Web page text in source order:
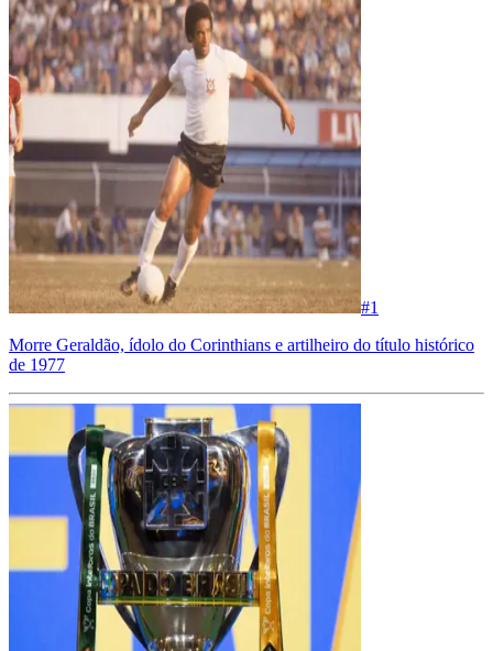
#1
Morre Geraldão, ídolo do Corinthians e artilheiro do título histórico
de 1977